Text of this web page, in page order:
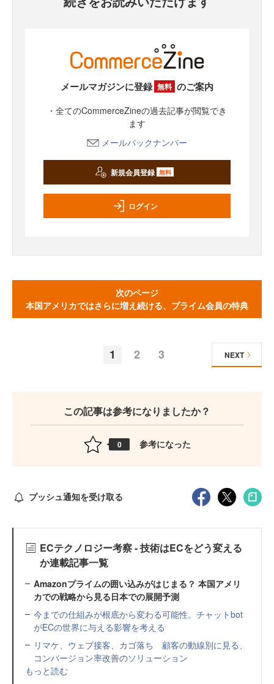
メールマガジンに登録 無料 のご案内
・全てのCommerceZineの過去記事が閲覧でき
ます
メールバックナンバー
新規会員登録 無料
ログイン
次のページ
本国アメリカではさらに増え続ける、プライム会員の特典
1 2 3 NEXT
この記事は参考になりましたか？
0 参考になった
プッシュ通知を受け取る
ECテクノロジー考察 - 技術はECをどう変える
か連載記事一覧
Amazonプライムの囲い込みがはじまる？ 本国アメリ
カでの戦略から見る日本での展開予測
今までの仕組みが根底から変わる可能性。チャットbot
がECの世界に与える影響を考える
リマケ、ウェブ接客、カゴ落ち 顧客の動線別に見る、
コンバージョン率改善のソリューション
もっと読む